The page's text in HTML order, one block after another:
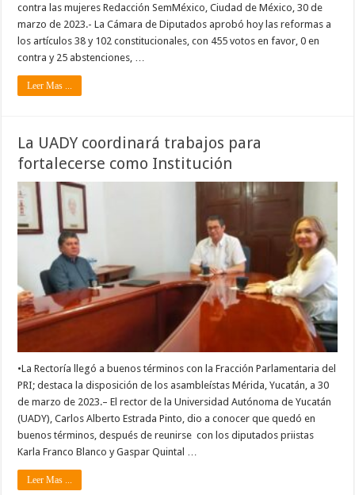
contra las mujeres Redacción SemMéxico, Ciudad de México, 30 de
marzo de 2023.- La Cámara de Diputados aprobó hoy las reformas a
los artículos 38 y 102 constitucionales, con 455 votos en favor, 0 en
contra y 25 abstenciones, …
Leer Mas ...
La UADY coordinará trabajos para
fortalecerse como Institución
•La Rectoría llegó a buenos términos con la Fracción Parlamentaria del
PRI; destaca la disposición de los asambleístas Mérida, Yucatán, a 30
de marzo de 2023.– El rector de la Universidad Autónoma de Yucatán
(UADY), Carlos Alberto Estrada Pinto, dio a conocer que quedó en
buenos términos, después de reunirse con los diputados priistas
Karla Franco Blanco y Gaspar Quintal …
Leer Mas ...